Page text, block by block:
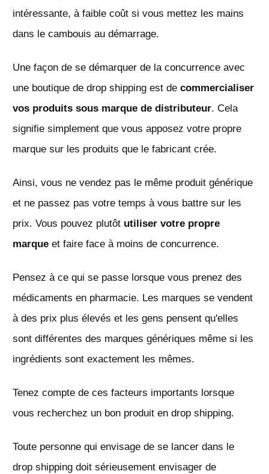
intéressante, à faible coût si vous mettez les mains
dans le cambouis au démarrage.
Une façon de se démarquer de la concurrence avec
une boutique de drop shipping est de commercialiser
vos produits sous marque de distributeur. Cela
signifie simplement que vous apposez votre propre
marque sur les produits que le fabricant crée.
Ainsi, vous ne vendez pas le même produit générique
et ne passez pas votre temps à vous battre sur les
prix. Vous pouvez plutôt utiliser votre propre
marque et faire face à moins de concurrence.
Pensez à ce qui se passe lorsque vous prenez des
médicaments en pharmacie. Les marques se vendent
à des prix plus élevés et les gens pensent qu'elles
sont différentes des marques génériques même si les
ingrédients sont exactement les mêmes.
Tenez compte de ces facteurs importants lorsque
vous recherchez un bon produit en drop shipping.
Toute personne qui envisage de se lancer dans le
drop shipping doit sérieusement envisager de